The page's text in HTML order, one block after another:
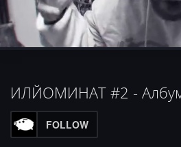
Loaded
0%
Progress
0%
ИЛЙОМИНАТ #2 -
FOLLOW